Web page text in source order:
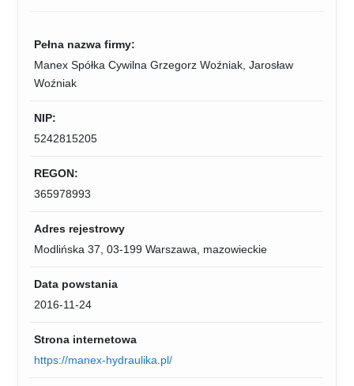
Pełna nazwa firmy:
Manex Spółka Cywilna Grzegorz Woźniak, Jarosław
Woźniak
NIP:
5242815205
REGON:
365978993
Adres rejestrowy
Modlińska 37, 03-199 Warszawa, mazowieckie
Data powstania
2016-11-24
Strona internetowa
https://manex-hydraulika.pl/